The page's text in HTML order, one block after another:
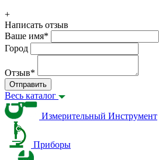
+
Написать отзыв
Ваше имя*
Город
Отзыв*
Отправить
Весь каталог
Измерительный Инструмент
Приборы